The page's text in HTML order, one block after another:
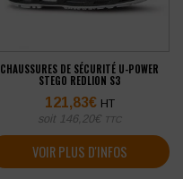
CHAUSSURES DE SÉCURITÉ U-POWER
STEGO REDLION S3
121,83€ HT
soit 146,20€ TTC
VOIR PLUS D'INFOS